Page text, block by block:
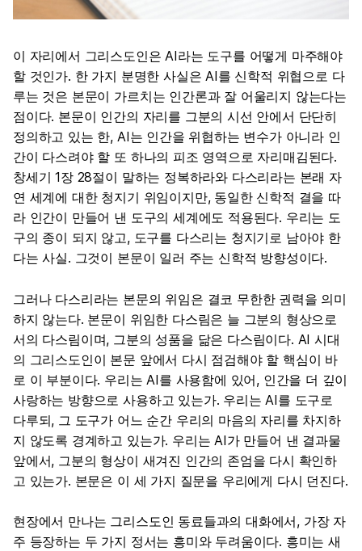
이 자리에서 그리스도인은 AI라는 도구를 어떻게 마주해야
할 것인가. 한 가지 분명한 사실은 AI를 신학적 위협으로 다
루는 것은 본문이 가르치는 인간론과 잘 어울리지 않는다는
점이다. 본문이 인간의 자리를 그분의 시선 안에서 단단히
정의하고 있는 한, AI는 인간을 위협하는 변수가 아니라 인
간이 다스려야 할 또 하나의 피조 영역으로 자리매김된다.
창세기 1장 28절이 말하는 정복하라와 다스리라는 본래 자
연 세계에 대한 청지기 위임이지만, 동일한 신학적 결을 따
라 인간이 만들어 낸 도구의 세계에도 적용된다. 우리는 도
구의 종이 되지 않고, 도구를 다스리는 청지기로 남아야 한
다는 사실. 그것이 본문이 일러 주는 신학적 방향성이다.
그러나 다스리라는 본문의 위임은 결코 무한한 권력을 의미
하지 않는다. 본문이 위임한 다스림은 늘 그분의 형상으로
서의 다스림이며, 그분의 성품을 닮은 다스림이다. AI 시대
의 그리스도인이 본문 앞에서 다시 점검해야 할 핵심이 바
로 이 부분이다. 우리는 AI를 사용함에 있어, 인간을 더 깊이
사랑하는 방향으로 사용하고 있는가. 우리는 AI를 도구로
다루되, 그 도구가 어느 순간 우리의 마음의 자리를 차지하
지 않도록 경계하고 있는가. 우리는 AI가 만들어 낸 결과물
앞에서, 그분의 형상이 새겨진 인간의 존엄을 다시 확인하
고 있는가. 본문은 이 세 가지 질문을 우리에게 다시 던진다.
현장에서 만나는 그리스도인 동료들과의 대화에서, 가장 자
주 등장하는 두 가지 정서는 흥미와 두려움이다. 흥미는 새